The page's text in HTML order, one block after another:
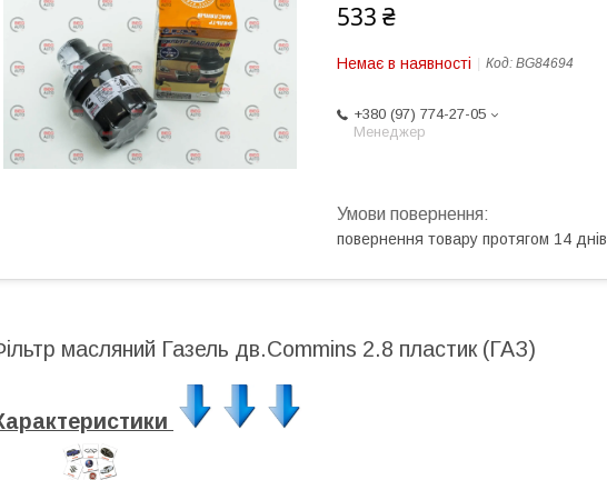
533 ₴
Немає в наявності Код: BG84694
+380 (97) 774-27-05
Менеджер
повернення товару протягом 14 днів
масляний Газель дв.Commins 2.8 пластик (ГАЗ)